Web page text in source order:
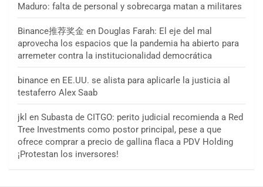
Maduro: falta de personal y sobrecarga matan a militares
Binance推荐奖金 en Douglas Farah: El eje del mal
aprovecha los espacios que la pandemia ha abierto para
arremeter contra la institucionalidad democrática
binance en EE.UU. se alista para aplicarle la justicia al
testaferro Alex Saab
jkl en Subasta de CITGO: perito judicial recomienda a Red
Tree Investments como postor principal, pese a que
ofrece comprar a precio de gallina flaca a PDV Holding
¡Protestan los inversores!